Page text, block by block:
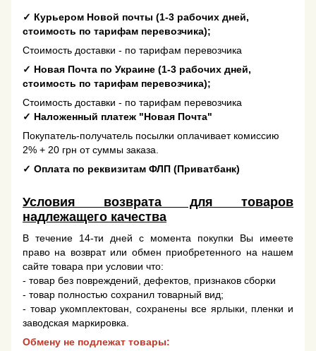
✓ Курьером Новой почты (1-3 рабочих дней,
стоимость по тарифам перевозчика);
Стоимость доставки - по тарифам перевозчика
✓ Новая Почта по Украине (1-3 рабочих дней,
стоимость по тарифам перевозчика);
Стоимость доставки - по тарифам перевозчика
✓ Наложенный платеж "Новая Почта"
Покупатель-получатель посылки оплачивает комиссию
2% + 20 грн от суммы заказа.
✓ Оплата по реквизитам ФЛП (Приватбанк)
Условия возврата для товаров
надлежащего качества
В течение 14-ти дней с момента покупки Вы имеете
право на возврат или обмен приобретенного на нашем
сайте товара при условии что:
- товар без повреждений, дефектов, признаков сборки
- товар полностью сохранил товарный вид;
- товар укомплектован, сохранены все ярлыки, пленки и
заводская маркировка.
Обмену не подлежат товары: